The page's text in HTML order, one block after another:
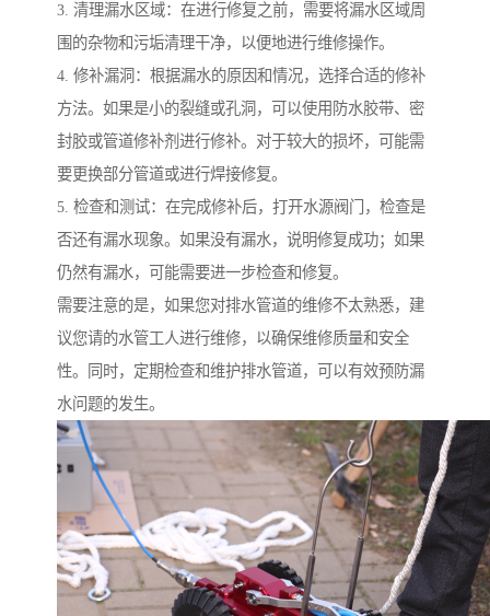
3. 清理漏水区域：在进行修复之前，需要将漏水区域周
围的杂物和污垢清理干净，以便地进行维修操作。
4. 修补漏洞：根据漏水的原因和情况，选择合适的修补
方法。如果是小的裂缝或孔洞，可以使用防水胶带、密
封胶或管道修补剂进行修补。对于较大的损坏，可能需
要更换部分管道或进行焊接修复。
5. 检查和测试：在完成修补后，打开水源阀门，检查是
否还有漏水现象。如果没有漏水，说明修复成功；如果
仍然有漏水，可能需要进一步检查和修复。
需要注意的是，如果您对排水管道的维修不太熟悉，建
议您请的水管工人进行维修，以确保维修质量和安全
性。同时，定期检查和维护排水管道，可以有效预防漏
水问题的发生。